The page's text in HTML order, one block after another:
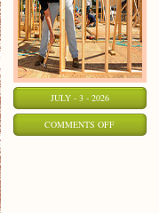
JULY - 3 - 2026
COMMENTS OFFON